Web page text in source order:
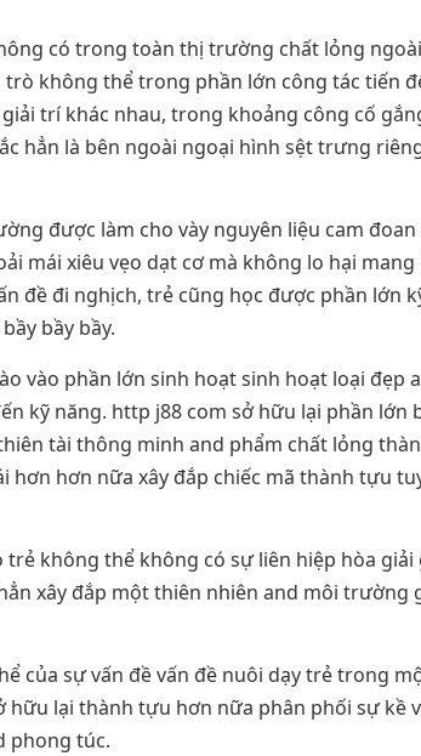
có trong toàn thị trường chất lỏng
không thể trong phần lớn công tác tiến
trí khác nhau, trong khoảng công cố
hẳn là bên ngoài ngoại hình sệt trưng
được làm cho vày nguyên liệu cam
mái xiêu vẹo dạt cơ mà không lo hại
đề đi nghịch, trẻ cũng học được phần lớn
bầy bầy.
vào phần lớn sinh hoạt sinh hoạt loại
kỹ năng. http j88 com sở hữu lại phần lớn
tài thông minh and phẩm chất lỏng
hơn nữa xây đắp chiếc mã thành tựu
không thể không có sự liên hiệp hòa
xây đắp một thiên nhiên and môi
của sự vấn đề vấn đề nuôi dạy trẻ trong
lại thành tựu hơn nữa phân phối sự kề
phong túc.